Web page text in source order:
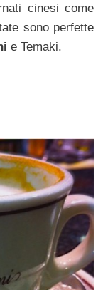
cinesi come
sono perfette
e Temaki.